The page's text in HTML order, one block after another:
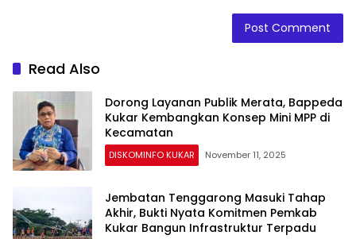
Read Also
Dorong Layanan Publik Merata, Bappeda
Kukar Kembangkan Konsep Mini MPP di
Kecamatan
DISKOMINFO KUKAR November 11, 2025
Jembatan Tenggarong Masuki Tahap
Akhir, Bukti Nyata Komitmen Pemkab
Kukar Bangun Infrastruktur Terpadu